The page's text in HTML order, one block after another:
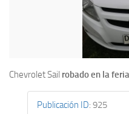
Chevrolet Sail robado en la
Publicación ID: 925